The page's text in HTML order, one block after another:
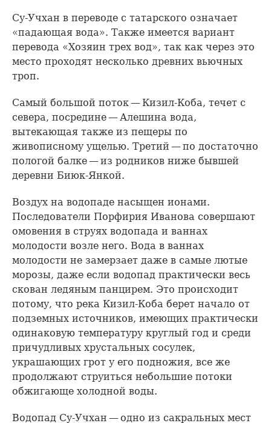
Су-Учхан в переводе с татарского означает
«падающая вода». Также имеется вариант
перевода «Хозяин трех вод», так как через это
место проходят несколько древних вьючных
троп.
Самый большой поток — Кизил-Коба, течет с
севера, посредине — Алешина вода,
вытекающая также из пещеры по
живописному ущелью. Третий — по достаточно
пологой балке — из родников ниже бывшей
деревни Биюк-Янкой.
Воздух на водопаде насыщен ионами.
Последователи Порфирия Иванова совершают
омовения в струях водопада и ваннах
молодости возле него. Вода в ваннах
молодости не замерзает даже в самые лютые
морозы, даже если водопад практически весь
скован ледяным панцирем. Это происходит
потому, что река Кизил-Коба берет начало от
подземных источников, имеющих практически
одинаковую температуру круглый год и среди
причудливых хрустальных сосулек,
украшающих грот у его подножия, все же
продолжают струиться небольшие потоки
обжигающе холодной воды.
Водопад Су-Учхан — одно из сакральных мест